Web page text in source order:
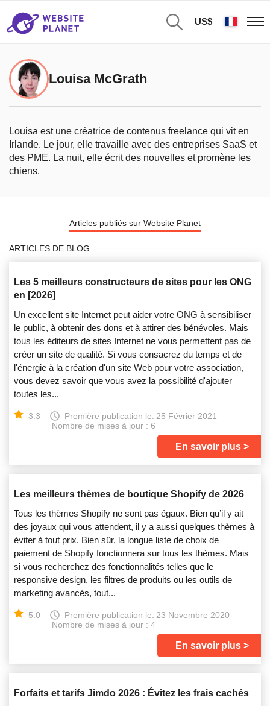
US$
Louisa McGrath
Louisa est une créatrice de contenus freelance qui vit en
Irlande. Le jour, elle travaille avec des entreprises SaaS et
des PME. La nuit, elle écrit des nouvelles et promène les
chiens.
Articles publiés sur Website Planet
ARTICLES DE BLOG
Les 5 meilleurs constructeurs de sites pour les ONG
en [2026]
Un excellent site Internet peut aider votre ONG à sensibiliser
le public, à obtenir des dons et à attirer des bénévoles. Mais
tous les éditeurs de sites Internet ne vous permettent pas de
créer un site de qualité. Si vous consacrez du temps et de
l'énergie à la création d'un site Web pour votre association,
vous devez savoir que vous avez la possibilité d'ajouter
toutes les...
3.3 Première publication le: 25 Février 2021
Nombre de mises à jour : 6
En savoir plus
Les meilleurs thèmes de boutique Shopify de 2026
Tous les thèmes Shopify ne sont pas égaux. Bien qu’il y ait
des joyaux qui vous attendent, il y a aussi quelques thèmes à
éviter à tout prix. Bien sûr, la longue liste de choix de
paiement de Shopify fonctionnera sur tous les thèmes. Mais
si vous recherchez des fonctionnalités telles que le
responsive design, les filtres de produits ou les outils de
marketing avancés, tout...
5.0 Première publication le: 23 Novembre 2020
Nombre de mises à jour : 4
En savoir plus
Forfaits et tarifs Jimdo 2026 : Évitez les frais cachés